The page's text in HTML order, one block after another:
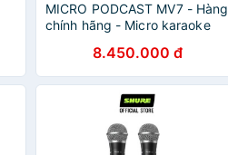
MICRO PODCAST MV7 - Hàng
chính hãng - Micro karaoke
cho biểu diễn âm nhạc và hát
Karaoke
8.450.000 đ